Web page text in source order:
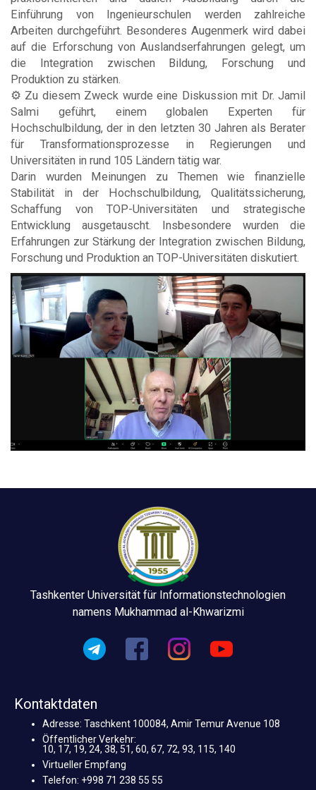
Einführung von Ingenieurschulen werden zahlreiche
Arbeiten durchgeführt. Besonderes Augenmerk wird dabei
auf die Erforschung von Auslandserfahrungen gelegt, um
die Integration zwischen Bildung, Forschung und
Produktion zu stärken.
⚙️ Zu diesem Zweck wurde eine Diskussion mit Dr. Jamil
Salmi geführt, einem globalen Experten für
Hochschulbildung, der in den letzten 30 Jahren als Berater
für Transformationsprozesse in Regierungen und
Universitäten in rund 105 Ländern tätig war.
Darin wurden Meinungen zu Themen wie finanzielle
Stabilität in der Hochschulbildung, Qualitätssicherung,
Schaffung von TOP-Universitäten und strategische
Entwicklung ausgetauscht. Insbesondere wurden die
Erfahrungen zur Stärkung der Integration zwischen Bildung,
Forschung und Produktion an TOP-Universitäten diskutiert.
Tashkenter Universität für Informationstechnologien
namens Mukhammad al-Khwarizmi
Kontaktdaten
Adresse: Taschkent 100084, Amir Temur Avenue 108
Öffentlicher Verkehr:
10, 17, 19, 24, 38, 51, 60, 67, 72, 93, 115, 140
Virtueller Empfang
Telefon: +998 71 238 55 55